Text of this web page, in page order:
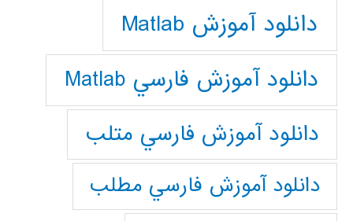
دانلود آموزش Matlab
دانلود آموزش فارسي Matlab
دانلود آموزش فارسي متلب
دانلود آموزش فارسي مطلب